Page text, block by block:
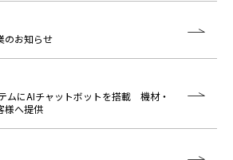
のお知らせ
ムにAIチャットボットを搭載 機材・
様へ提供